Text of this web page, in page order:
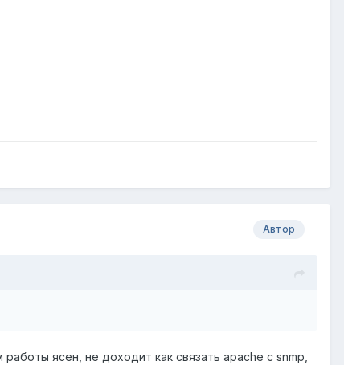
Автор
ясен, не доходит как связать apache с snmp,